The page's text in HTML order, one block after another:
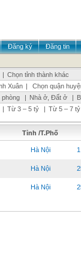
Đăng ký
Đăng tin
| Chọn tỉnh thành khác
Xuân |
Chọn quận
phòng | Nhà ở, Đất ở |
| Từ 3 – 5 tỷ | Từ 5 – 7 tỷ
Tỉnh /T.Phố
Hà Nội 1
Hà Nội
Hà Nội